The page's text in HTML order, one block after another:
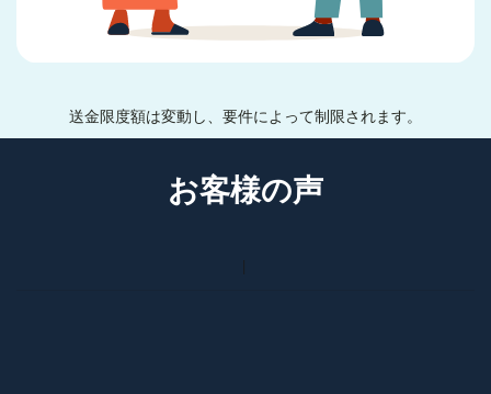
送金限度額は変動し、要件によって制限されます。
お客様の声